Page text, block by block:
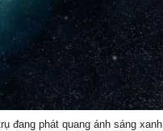
đang phát quang ánh sáng xanh